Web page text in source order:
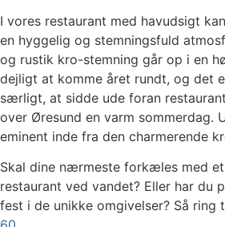
I vores restaurant med havudsigt
en hyggelig og stemningsfuld
og rustik kro-stemning går op i en
dejligt at komme året rundt, og det
særligt, at sidde ude foran
over Øresund en varm sommerdag.
eminent inde fra den charmerende
Skal dine nærmeste forkæles med
restaurant ved vandet? Eller har du
fest i de unikke omgivelser? Så ring